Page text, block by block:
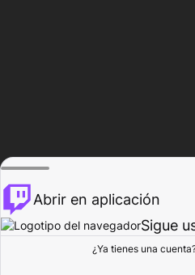
Explorar
Abrir en aplicación
Sigue
¿Ya tienes una